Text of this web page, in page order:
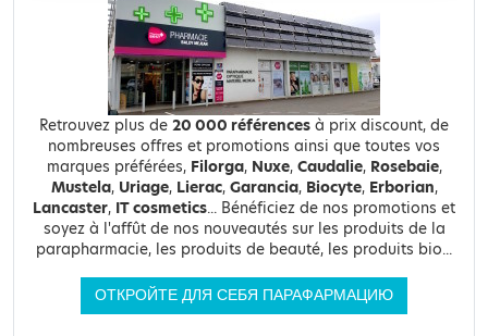
Retrouvez plus de 20 000 références à prix discount, de
nombreuses offres et promotions ainsi que toutes vos
marques préférées, Filorga, Nuxe, Caudalie, Rosebaie,
Mustela, Uriage, Lierac, Garancia, Biocyte, Erborian,
Lancaster, IT cosmetics... Bénéficiez de nos promotions et
soyez à l'affût de nos nouveautés sur les produits de la
parapharmacie, les produits de beauté, les produits bio...
ОТКРОЙТЕ ДЛЯ СЕБЯ ПАРАФАРМАЦИЮ